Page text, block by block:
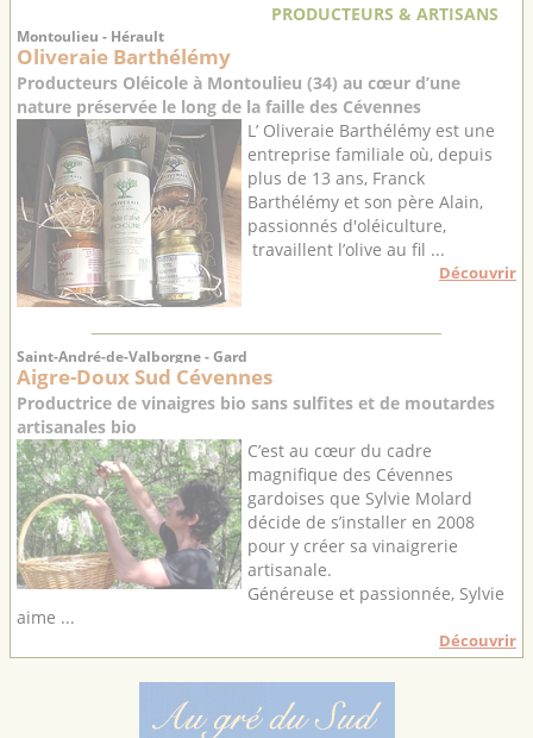
PRODUCTEURS & ARTISANS
Montoulieu - Hérault
Oliveraie Barthélémy
Producteurs Oléicole à Montoulieu (34) au cœur d’une
nature préservée le long de la faille des Cévennes
L’ Oliveraie Barthélémy est une
entreprise familiale où, depuis
plus de 13 ans, Franck
Barthélémy et son père Alain,
passionnés d'oléiculture,
travaillent l’olive au fil ...
Découvrir
Saint-André-de-Valborgne - Gard
Aigre-Doux Sud Cévennes
Productrice de vinaigres bio sans sulfites et de moutardes
artisanales bio
C’est au cœur du cadre
magnifique des Cévennes
gardoises que Sylvie Molard
décide de s’installer en 2008
pour y créer sa vinaigrerie
artisanale.
Généreuse et passionnée, Sylvie
aime ...
Découvrir